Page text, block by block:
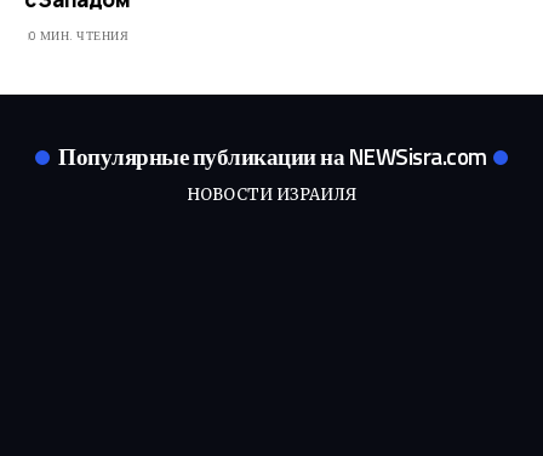
0 МИН. ЧТЕНИЯ
Популярные публикации на NEWSisra.com
НОВОСТИ ИЗРАИЛЯ